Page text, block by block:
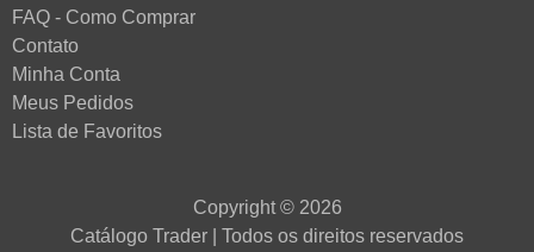
FAQ - Como Comprar
Contato
Minha Conta
Meus Pedidos
Lista de Favoritos
Copyright © 2026
Catálogo Trader | Todos os direitos reservados